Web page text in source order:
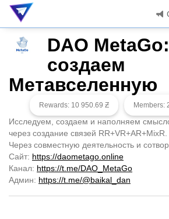
DAO
создаем
Метавселенную
Members:
Rewards: 10 950.69 Ƶ
Исследуем, создаем и наполняем
через создание связей RR+VR+AR+MixR.
Через совместную деятельность и
Сайт: https://daometago.online
Канал: https://t.me/DAO_MetaGo
Админ: https://t.me/@baikal_dan